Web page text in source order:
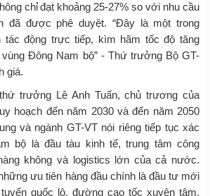
chỉ đạt khoảng 25-27% so với nhu cầu
đã được phê duyệt. “Đây là một trong
tác động trực tiếp, kìm hãm tốc độ tăng
Đông Nam bộ” - Thứ trưởng Bộ GT-
giá.
trưởng Lê Anh Tuấn, chủ trương của
hoạch đến năm 2030 và đến năm 2050
và ngành GT-VT nói riêng tiếp tục xác
bộ là đầu tàu kinh tế, trung tâm công
không và logistics lớn của cả nước.
ưu tiên hàng đầu chính là đầu tư mới
quốc lộ, đường cao tốc xuyên tâm,